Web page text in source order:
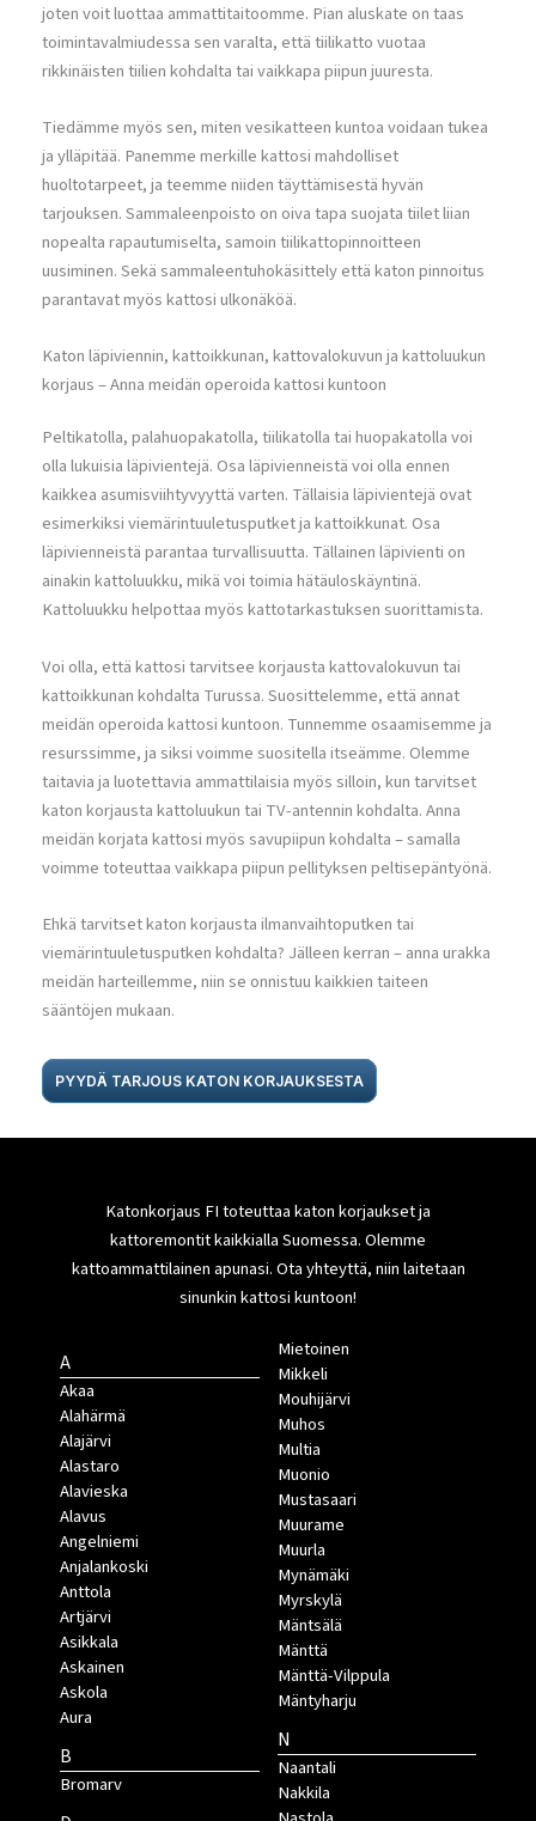
joten voit luottaa ammattitaitoomme. Pian aluskate on taas
toimintavalmiudessa sen varalta, että tiilikatto vuotaa
rikkinäisten tiilien kohdalta tai vaikkapa piipun juuresta.
Tiedämme myös sen, miten vesikatteen kuntoa voidaan tukea
ja ylläpitää. Panemme merkille kattosi mahdolliset
huoltotarpeet, ja teemme niiden täyttämisestä hyvän
tarjouksen. Sammaleenpoisto on oiva tapa suojata tiilet liian
nopealta rapautumiselta, samoin tiilikattopinnoitteen
uusiminen. Sekä sammaleentuhokäsittely että katon pinnoitus
parantavat myös kattosi ulkonäköä.
Katon läpiviennin, kattoikkunan, kattovalokuvun ja kattoluukun
korjaus – Anna meidän operoida kattosi kuntoon
Peltikatolla, palahuopakatolla, tiilikatolla tai huopakatolla voi
olla lukuisia läpivientejä. Osa läpivienneistä voi olla ennen
kaikkea asumisviihtyvyyttä varten. Tällaisia läpivientejä ovat
esimerkiksi viemärintuuletusputket ja kattoikkunat. Osa
läpivienneistä parantaa turvallisuutta. Tällainen läpivienti on
ainakin kattoluukku, mikä voi toimia hätäuloskäyntinä.
Kattoluukku helpottaa myös kattotarkastuksen suorittamista.
Voi olla, että kattosi tarvitsee korjausta kattovalokuvun tai
kattoikkunan kohdalta Turussa. Suosittelemme, että annat
meidän operoida kattosi kuntoon. Tunnemme osaamisemme ja
resurssimme, ja siksi voimme suositella itseämme. Olemme
taitavia ja luotettavia ammattilaisia myös silloin, kun tarvitset
katon korjausta kattoluukun tai TV-antennin kohdalta. Anna
meidän korjata kattosi myös savupiipun kohdalta – samalla
voimme toteuttaa vaikkapa piipun pellityksen peltisepäntyönä.
Ehkä tarvitset katon korjausta ilmanvaihtoputken tai
viemärintuuletusputken kohdalta? Jälleen kerran – anna urakka
meidän harteillemme, niin se onnistuu kaikkien taiteen
sääntöjen mukaan.
PYYDÄ TARJOUS KATON KORJAUKSESTA
Katonkorjaus FI toteuttaa katon korjaukset ja
kattoremontit kaikkialla Suomessa. Olemme
kattoammattilainen apunasi. Ota yhteyttä, niin laitetaan
sinunkin kattosi kuntoon!
A
Akaa
Alahärmä
Alajärvi
Alastaro
Alavieska
Alavus
Angelniemi
Anjalankoski
Anttola
Artjärvi
Asikkala
Askainen
Askola
Aura
B
Bromarv
Mietoinen
Mikkeli
Mouhijärvi
Muhos
Multia
Muonio
Mustasaari
Muurame
Muurla
Mynämäki
Myrskylä
Mäntsälä
Mänttä
Mänttä-Vilppula
Mäntyharju
N
Naantali
Nakkila